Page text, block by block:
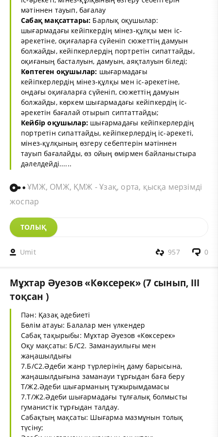
мәтіннен тауып, бағалау
Сабақ мақсаттары: Барлық оқушылар:
шығармадағы кейіпкердің мінез-құлқы мен іс-
әрекетіне, оқиғаларға сүйеніп сюжеттің дамуын
болжайды, кейіпкерлердің портретін сипаттайды,
оқиғаның басталуын, дамуын, аяқталуын біледі;
Көптеген оқушылар: шығармадағы
кейіпкерлердің мінез-құлқы мен іс-әрекетіне,
ондағы оқиғаларға сүйеніп, сюжеттің дамуын
болжайды, көркем шығармадағы кейіпкердің іс-
әрекетін бағалай отырып сиптаттайды;
Кейбір оқушылар: шығармадағы кейіпкерлердің
портретін сипаттайды, кейіпкерлердің іс-әрекеті,
мінез-құлқының өзгеру себептерін мәтіннен
тауып бағалайды, өз ойың өмірмен байланыстыра
дәлелдейді......
ҰМЖ, ОМЖ, ҚМЖ - Ұзақ, орта, қысқа мерзімді
жоспар
ТОЛЫҚ
Umit 0
957
Мұхтар Әуезов «Көксерек» (7 сынып, III
тоқсан )
Пән: Қазақ әдебиеті
Бөлім атауы: Балалар мен үлкендер
Сабақ тақырыбы: Мұхтар Әуезов «Көксерек»
Оқу мақсаты: Б/С2. Заманауилығы мен
жаңашылдығы
7.Б/С2.Әдеби жанр түрлерінің даму барысына,
жаңашылдығына заманауи тұрғыдан баға беру
Т/Ж2.Әдеби шығарманың тұжырымдамасы
7.Т/Ж2.Әдеби шығармадағы тұлғалық болмысты
гуманистік тұрғыдан талдау.
Сабақтың мақсаты: Шығарма мазмұнын толық
түсіну;